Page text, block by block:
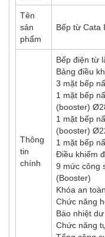
Tên
sản
phẩm
Bếp từ Cata
Thông
tin
chính
Bếp điện từ
Bảng điều
3 mặt bếp
1 mặt bếp
(booster)
1 mặt bếp
(booster)
1 mặt bếp
Điều khiểm
9 mức công
(Booster)
Khóa an toàn
Chức năng
Báo nhiệt
Chức năng